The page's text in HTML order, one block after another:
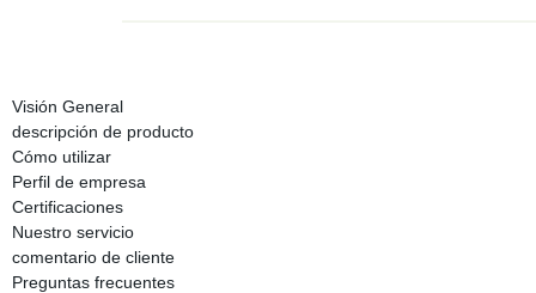
Visión General
descripción de producto
Cómo utilizar
Perfil de empresa
Certificaciones
Nuestro servicio
comentario de cliente
Preguntas frecuentes